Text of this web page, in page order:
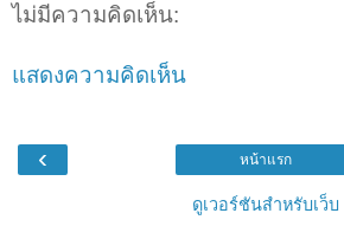
ไม่มีความคิดเห็น:
แสดงความคิดเห็น
‹ หน้าแรก
ดูเวอร์ชันสำหรับเว็บ